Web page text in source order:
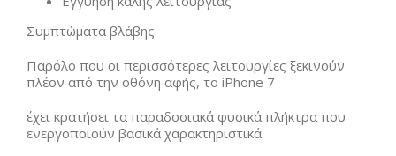
Συμπτώματα βλάβης
Παρόλο που οι περισσότερες λειτουργίες ξεκινούν
πλέον από την οθόνη αφής, το iPhone 7
έχει κρατήσει τα παραδοσιακά φυσικά πλήκτρα που
ενεργοποιούν βασικά χαρακτηριστικά